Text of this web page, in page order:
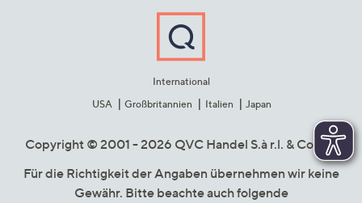
International
USA
Großbritannien Italien Japan
Copyright © 2001 - 2026 QVC Handel S.à r.l. & Co. KG
Für die Richtigkeit der Angaben übernehmen wir keine
Gewähr. Bitte beachte auch folgende